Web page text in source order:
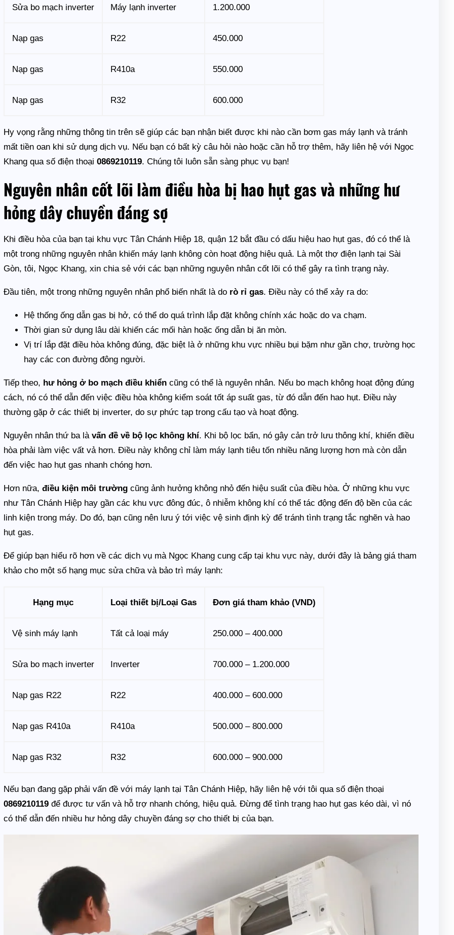
Sửa bo mạch inverter Máy lạnh inverter 1.200.000
Nạp gas R22 450.000
Nạp gas R410a 550.000
Nạp gas R32 600.000
Hy vọng rằng những thông tin trên sẽ giúp các bạn nhận biết được khi nào cần bơm gas máy lạnh và tránh
mất tiền oan khi sử dụng dịch vụ. Nếu bạn có bất kỳ câu hỏi nào hoặc cần hỗ trợ thêm, hãy liên hệ với Ngọc
Khang qua số điện thoại0869210119. Chúng tôi luôn sẵn sàng phục vụ bạn!
Nguyên nhân cốt lõi làm điều hòa bị hao hụt gas và những hư
hỏng dây chuyền đáng sợ
Khi điều hòa của bạn tại khu vực Tân Chánh Hiệp 18, quận 12 bắt đầu có dấu hiệu hao hụt gas, đó có thể là
một trong những nguyên nhân khiến máy lạnh không còn hoạt động hiệu quả. Là một thợ điện lạnh tại Sài
Gòn, tôi, Ngọc Khang, xin chia sẻ với các bạn những nguyên nhân cốt lõi có thể gây ra tình trạng này.
Đầu tiên, một trong những nguyên nhân phổ biến nhất là do rò rỉ gas. Điều này có thể xảy ra do:
Hệ thống ống dẫn gas bị hở, có thể do quá trình lắp đặt không chính xác hoặc do va chạm.
Thời gian sử dụng lâu dài khiến các mối hàn hoặc ống dẫn bị ăn mòn.
Vị trí lắp đặt điều hòa không đúng, đặc biệt là ở những khu vực nhiều bụi bặm như gần chợ, trường học
hay các con đường đông người.
Tiếp theo, hư hỏng ở bo mạch điều khiển cũng có thể là nguyên nhân. Nếu bo mạch không hoạt động đúng
cách, nó có thể dẫn đến việc điều hòa không kiểm soát tốt áp suất gas, từ đó dẫn đến hao hụt. Điều này
thường gặp ở các thiết bị inverter, do sự phức tạp trong cấu tạo và hoạt động.
Nguyên nhân thứ ba làvấn đề về bộ lọc không khí. Khi bộ lọc bẩn, nó gây cản trở lưu thông khí, khiến điều
hòa phải làm việc vất vả hơn. Điều này không chỉ làm máy lạnh tiêu tốn nhiều năng lượng hơn mà còn dẫn
đến việc hao hụt gas nhanh chóng hơn.
Hơn nữa,điều kiện môi trường cũng ảnh hưởng không nhỏ đến hiệu suất của điều hòa. Ở những khu vực
như Tân Chánh Hiệp hay gần các khu vực đông đúc, ô nhiễm không khí có thể tác động đến độ bền của các
linh kiện trong máy. Do đó, bạn cũng nên lưu ý tới việc vệ sinh định kỳ để tránh tình trạng tắc nghẽn và hao
hụt gas.
Để giúp bạn hiểu rõ hơn về các dịch vụ mà Ngọc Khang cung cấp tại khu vực này, dưới đây là bảng giá tham
khảo cho một số hạng mục sửa chữa và bảo trì máy lạnh:
Hạng mục Loại thiết bị/Loại Gas Đơn giá tham khảo (VND)
Vệ sinh máy lạnh Tất cả loại máy 250.000 – 400.000
Sửa bo mạch inverter Inverter 700.000 – 1.200.000
Nạp gas R22 R22 400.000 – 600.000
Nạp gas R410a R410a 500.000 – 800.000
Nạp gas R32 R32 600.000 – 900.000
Nếu bạn đang gặp phải vấn đề với máy lạnh tại Tân Chánh Hiệp, hãy liên hệ với tôi qua số điện thoại
0869210119 để được tư vấn và hỗ trợ nhanh chóng, hiệu quả. Đừng để tình trạng hao hụt gas kéo dài, vì nó
có thể dẫn đến nhiều hư hỏng dây chuyền đáng sợ cho thiết bị của bạn.